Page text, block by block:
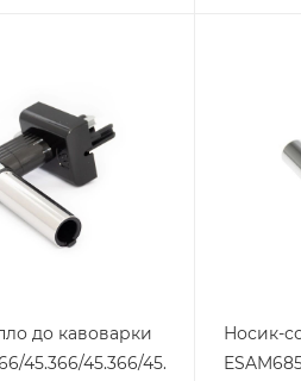
до кавоварки
45.366/45.366/45.760
Носик-